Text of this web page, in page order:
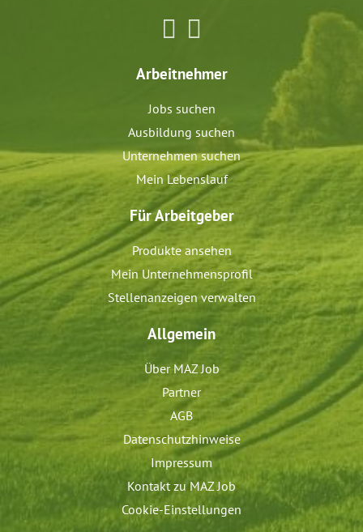
Arbeitnehmer
Jobs suchen
Ausbildung suchen
Unternehmen suchen
Mein Lebenslauf
Für Arbeitgeber
Produkte ansehen
Mein Unternehmensprofil
Stellenanzeigen verwalten
Allgemein
Über MAZ Job
Partner
AGB
Datenschutzhinweise
Impressum
Kontakt zu MAZ Job
Cookie-Einstellungen